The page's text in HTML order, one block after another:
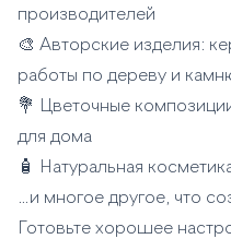
производителей
🎨 Авторские изделия:
работы по дереву и
💐 Цветочные
для дома
🧴 Натуральная
…и многое другое, что
Готовьте хорошее